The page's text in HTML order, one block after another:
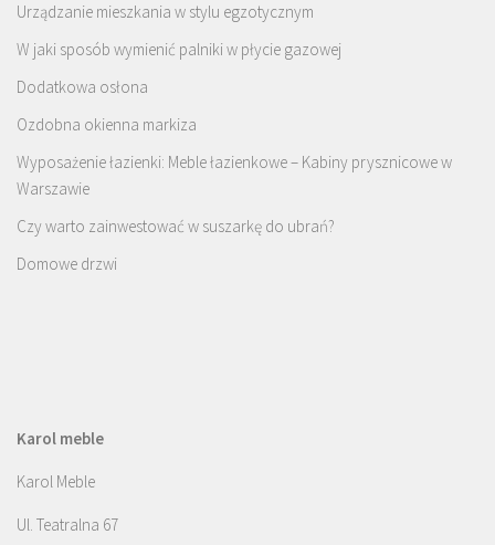
Urządzanie mieszkania w stylu egzotycznym
W jaki sposób wymienić palniki w płycie gazowej
Dodatkowa osłona
Ozdobna okienna markiza
Wyposażenie łazienki: Meble łazienkowe – Kabiny prysznicowe w
Warszawie
Czy warto zainwestować w suszarkę do ubrań?
Domowe drzwi
Karol meble
Karol Meble
Ul. Teatralna 67